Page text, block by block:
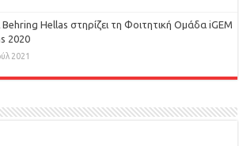
Behring Hellas στηρίζει τη Φοιτητική Ομάδα iGEM
2020
2021